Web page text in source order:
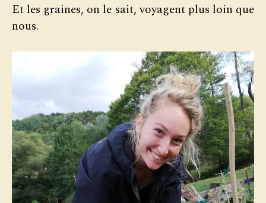
Et les graines, on le sait, voyagent plus loin que
nous.